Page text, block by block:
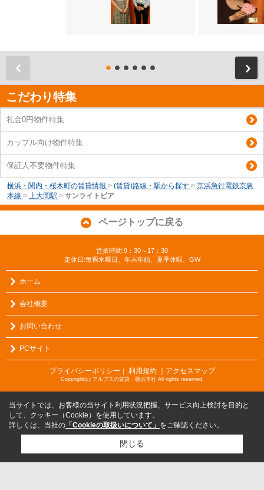
こだわり特集
礼金0円物件特集
カップル向け物件特集
保証人不要物件特集
横浜・関内・桜木町の賃貸情報 > (賃貸)路線・駅から探す > 京浜急行電鉄京急
本線 > 上大岡駅 > サンライトピア
ページトップに戻る
営業時間:9：30～17：30
定休日:毎週水曜日、年末年始、夏季休暇、GW
ホーム
会社概要
お問い合わせ
PCサイト
プライバシーポリシー 利用規約 ｜アクセスマップ
Copyright(c) アルプスの賃貸 横浜本社 All rights reserved.
当サイトでは、お客様の当サイト利用状況把握、サービス向上検討を目的と
して、クッキー（Cookie）を使用しています。
詳しくは、当社の 「Cookieの取扱いについて」 をご確認ください。
閉じる